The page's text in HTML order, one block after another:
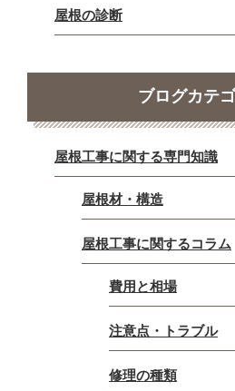
屋根の診断
ブログカテ
屋根工事に関する専門知識
屋根材・構造
屋根工事に関するコラム
費用と相場
注意点・トラブル
修理の種類